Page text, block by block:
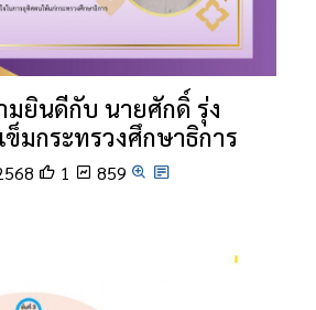
ยินดีกับ นายศักดิ์ รุ่ง
ข็มกระทรวงศึกษาธิการ
1 859